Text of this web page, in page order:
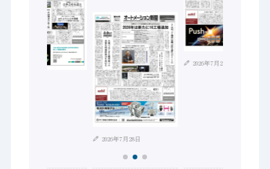
2026年7月28日
2026年7月21日